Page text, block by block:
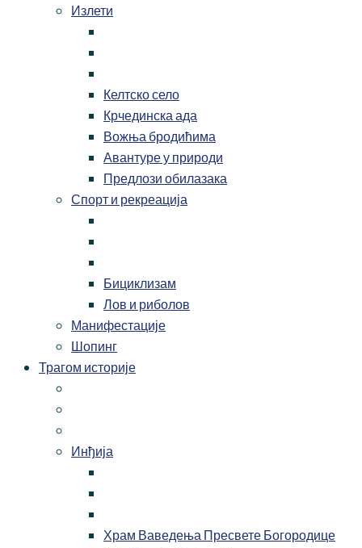
Излети
Келтско село
Крчединска ада
Вожња бродићима
Авантуре у природи
Предлози обилазака
Спорт и рекреација
Бициклизам
Лов и риболов
Манифестације
Шопинг
Трагом историје
Инђија
Храм Ваведења Пресвете Богородице